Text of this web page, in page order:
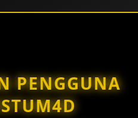
PENGGUNA